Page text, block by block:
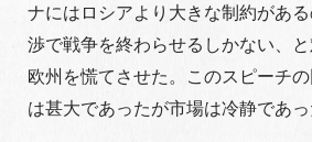
ナにはロシアより大きな制約があ
渉で戦争を終わらせるしかない、と
欧州を慌てさせた。このスピーチ
は甚大であったが市場は冷静であっ